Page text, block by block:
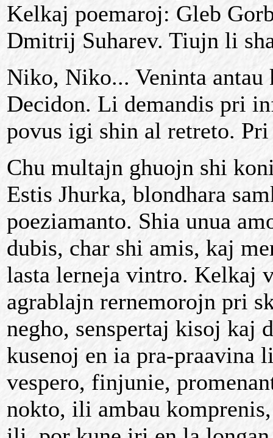
Kelkaj poemaroj: Gleb
Dmitrij Suharev. Tiujn li
Niko, Niko... Veninta
Decidon. Li demandis pri
povus igi shin al retreto.
Chu multajn ghuojn shi
Estis Jhurka, blondhara
poeziamanto. Shia unua
dubis, char shi amis, kaj
lasta lerneja vintro. Kelkaj
agrablajn rernemorojn pri
negho, senspertaj kisoj kaj
kusenoj en ia pra-praavina
vespero, finjunie,
nokto, ili ambau